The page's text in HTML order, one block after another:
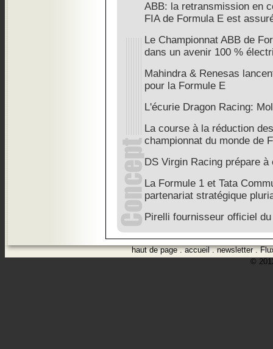
ABB: la retransmission en
FIA de Formula E est
Le Championnat ABB de
dans un avenir 100 %
Mahindra & Renesas
pour la Formule E
L'écurie Dragon Racing:
La course à la réduction
championnat du monde de
DS Virgin Racing prépare
La Formule 1 et Tata
partenariat stratégique
Pirelli fournisseur officiel
haut de page.accueil.newsletter.
©